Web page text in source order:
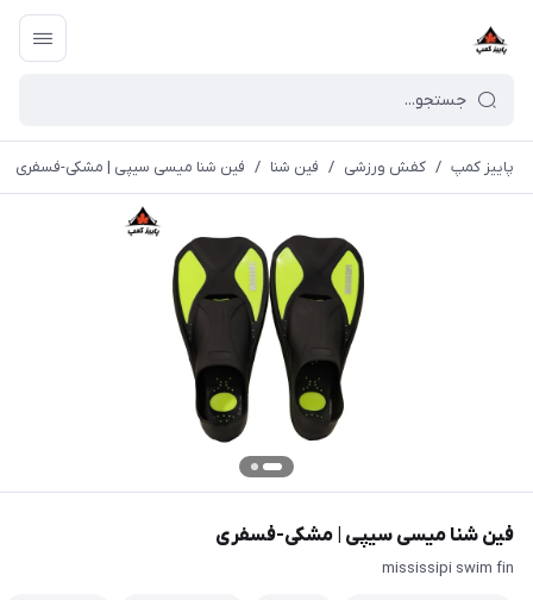
پاییز کمپ / کفش ورزشی / فین شنا / فین شنا میسی سیپی | مشکی-فسفری
فین شنا میسی سیپی | مشکی-فسفری
mississipi swim fin